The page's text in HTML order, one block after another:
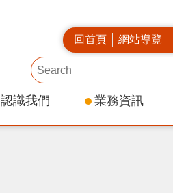
回首頁 網站導覽
認識我們 業務資訊